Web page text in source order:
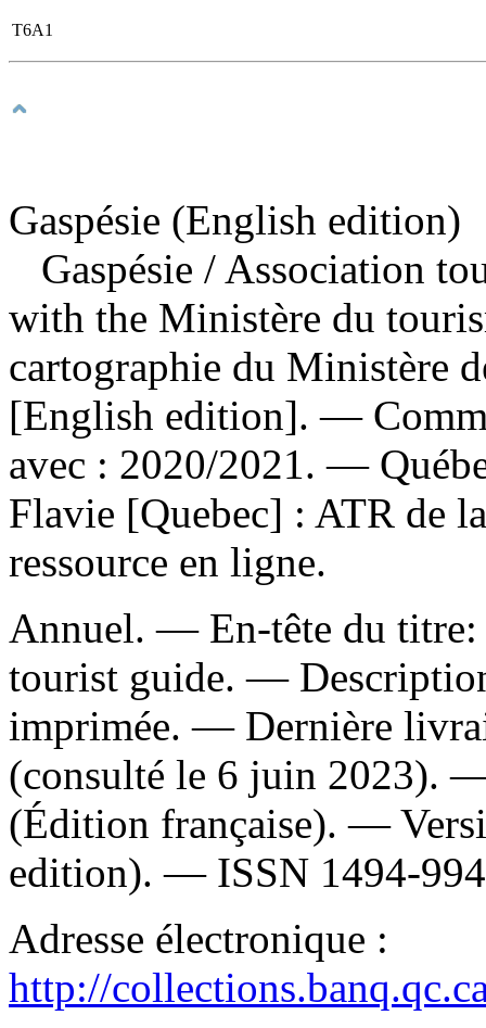
T6A1
Gaspésie (English edition)
Gaspésie / Association
with the Ministère du
cartographie du Ministère
[English edition]. —
avec : 2020/2021. —
Flavie [Quebec] : ATR de
ressource en ligne.
Annuel. — En-tête du
tourist guide. —
imprimée. — Dernière
(consulté le 6 juin 2023).
(Édition française). —
edition). — ISSN 1494-
Adresse électronique :
http://